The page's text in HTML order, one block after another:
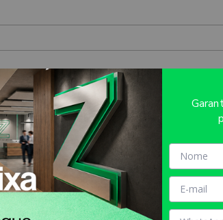
0,50MM PREMIUM
Sobre o
Evite refugos e erros de
MATÉRIA PRIMA: